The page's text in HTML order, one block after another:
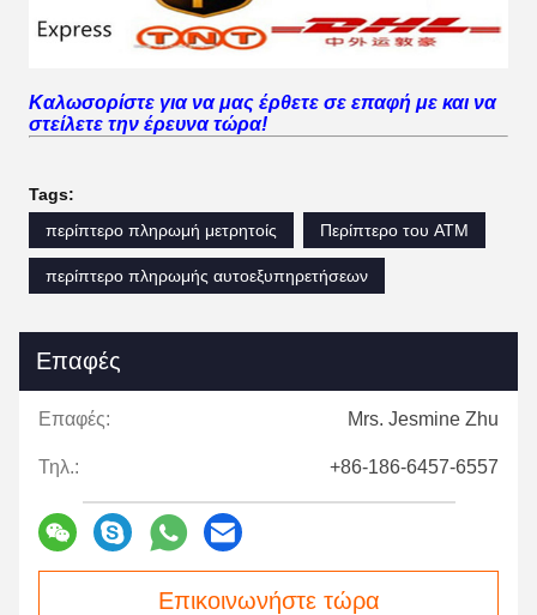
Καλωσορίστε για να μας έρθετε σε επαφή με και να
στείλετε την έρευνα τώρα!
Tags:
περίπτερο πληρωμή μετρητοίς
Περίπτερο του ATM
περίπτερο πληρωμής αυτοεξυπηρετήσεων
Επαφές
Επαφές: Mrs. Jesmine Zhu
Τηλ.: +86-186-6457-6557
Επικοινωνήστε τώρα